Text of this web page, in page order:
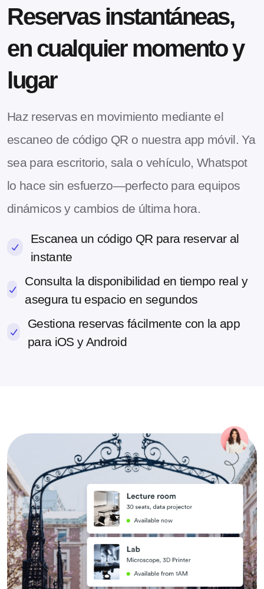
Reservas instantáneas,
en cualquier momento y
lugar
Haz reservas en movimiento mediante el
escaneo de código QR o nuestra app móvil. Ya
sea para escritorio, sala o vehículo, Whatspot
lo hace sin esfuerzo—perfecto para equipos
dinámicos y cambios de última hora.
Escanea un código QR para reservar al
instante
Consulta la disponibilidad en tiempo real y
asegura tu espacio en segundos
Gestiona reservas fácilmente con la app
para iOS y Android